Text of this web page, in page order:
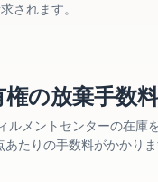
されます。
の放棄手数料
ルメントセンターの在庫
たりの手数料がかかりま